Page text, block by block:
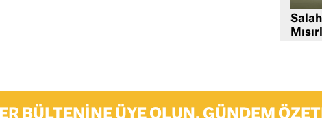
BÜLTENINE ÜYE OLUN, GÜNDEM